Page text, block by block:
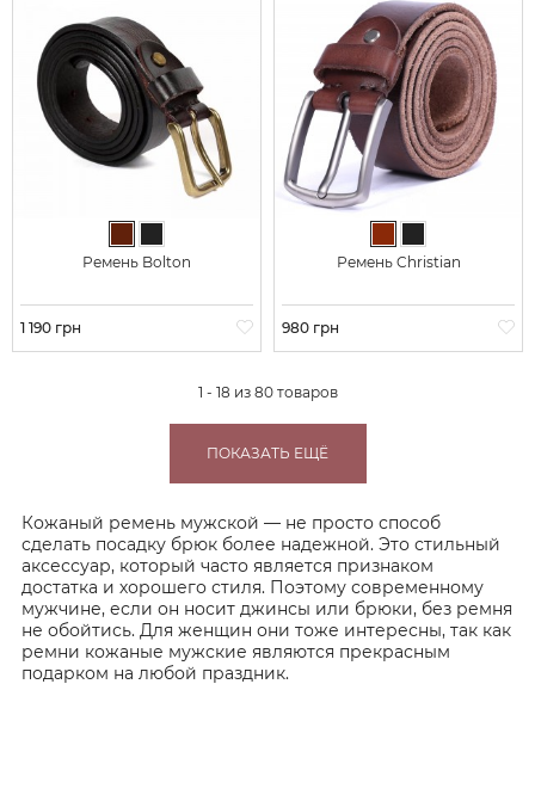
Ремень Bolton
Цена
1 190 грн
Ремень Christian
Цена
980 грн
1 - 18 из 80 товаров
ПОКАЗАТЬ ЕЩЁ
Кожаный ремень мужской — не просто способ
сделать посадку брюк более надежной. Это стильный
аксессуар, который часто является признаком
достатка и хорошего стиля. Поэтому современному
мужчине, если он носит джинсы или брюки, без ремня
не обойтись. Для женщин они тоже интересны, так как
ремни кожаные мужские являются прекрасным
подарком на любой праздник.